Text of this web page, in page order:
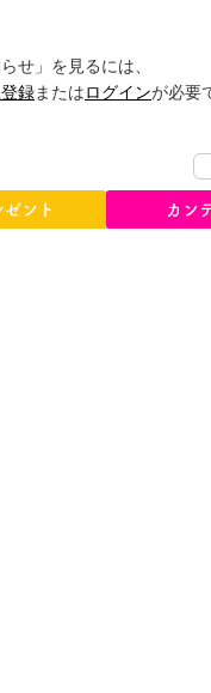
せ」を見るには、
録またはログインが必要
ゼント カン